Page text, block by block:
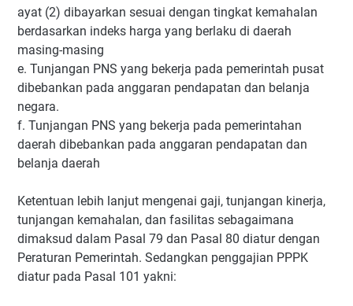
ayat (2) dibayarkan sesuai dengan tingkat kemahalan
berdasarkan indeks harga yang berlaku di daerah
masing-masing
e. Tunjangan PNS yang bekerja pada pemerintah pusat
dibebankan pada anggaran pendapatan dan belanja
negara.
f. Tunjangan PNS yang bekerja pada pemerintahan
daerah dibebankan pada anggaran pendapatan dan
belanja daerah
Ketentuan lebih lanjut mengenai gaji, tunjangan kinerja,
tunjangan kemahalan, dan fasilitas sebagaimana
dimaksud dalam Pasal 79 dan Pasal 80 diatur dengan
Peraturan Pemerintah. Sedangkan penggajian PPPK
diatur pada Pasal 101 yakni: